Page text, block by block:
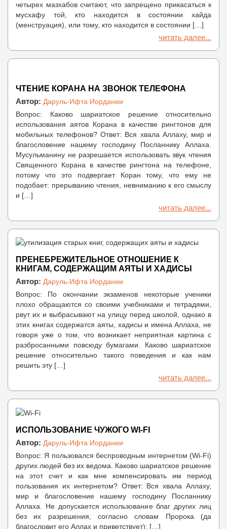
четырех мазхабов считают, что запрещено прикасаться к
мусхафу той, кто находится в состоянии хайда
(менструация), или тому, кто находится в состоянии […]
читать далее...
ЧТЕНИЕ КОРАНА НА ЗВОНОК ТЕЛЕФОНА
Автор: Даруль-Ифта Иордании
Вопрос: Каково шариатское решение относительно
использования аятов Корана в качестве рингтонов для
мобильных телефонов? Ответ: Вся хвала Аллаху, мир и
благословение нашему господину Посланнику Аллаха.
Мусульманину не разрешается использовать звук чтения
Священного Корана в качестве рингтона на телефоне,
потому что это подвергает Коран тому, что ему не
подобает: прерыванию чтения, невниманию к его смыслу
и […]
читать далее...
ПРЕНЕБРЕЖИТЕЛЬНОЕ ОТНОШЕНИЕ К
КНИГАМ, СОДЕРЖАЩИМ АЯТЫ И ХАДИСЫ
Автор: Даруль-Ифта Иордании
Вопрос: По окончании экзаменов некоторые ученики
плохо обращаются со своими учебниками и тетрадями,
рвут их и выбрасывают на улицу перед школой, однако в
этих книгах содержатся аяты, хадисы и имена Аллаха, не
говоря уже о том, что возникает неприятная картина с
разбросанными повсюду бумагами. Каково шариатское
решение относительно такого поведения и как нам
решить эту […]
читать далее...
ИСПОЛЬЗОВАНИЕ ЧУЖОГО WI-FI
Автор: Даруль-Ифта Иордании
Вопрос: Я пользовался беспроводным интернетом (Wi-Fi)
других людей без их ведома. Каково шариатское решение
на этот счет и как мне компенсировать им период
пользования их интернетом? Ответ: Вся хвала Аллаху,
мир и благословение нашему господину Посланнику
Аллаха. Не допускается использование благ других лиц
без их разрешения, согласно словам Пророка (да
благословит его Аллах и приветствует): […]